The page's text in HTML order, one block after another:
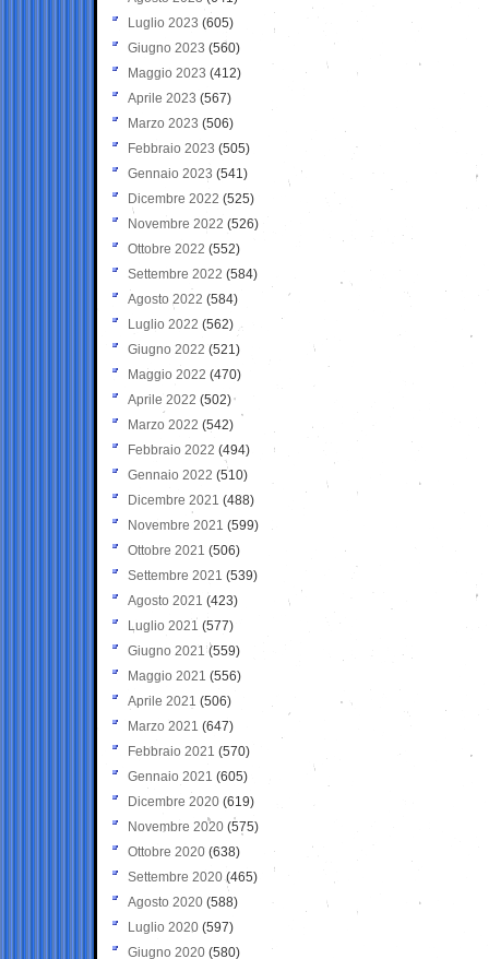
Luglio 2023 (605)
Giugno 2023 (560)
Maggio 2023 (412)
Aprile 2023 (567)
Marzo 2023 (506)
Febbraio 2023 (505)
Gennaio 2023 (541)
Dicembre 2022 (525)
Novembre 2022 (526)
Ottobre 2022 (552)
Settembre 2022 (584)
Agosto 2022 (584)
Luglio 2022 (562)
Giugno 2022 (521)
Maggio 2022 (470)
Aprile 2022 (502)
Marzo 2022 (542)
Febbraio 2022 (494)
Gennaio 2022 (510)
Dicembre 2021 (488)
Novembre 2021 (599)
Ottobre 2021 (506)
Settembre 2021 (539)
Agosto 2021 (423)
Luglio 2021 (577)
Giugno 2021(559)
Maggio 2021 (556)
Aprile 2021 (506)
Marzo 2021 (647)
Febbraio 2021 (570)
Gennaio 2021 (605)
Dicembre 2020 (619)
Novembre 2020 (575)
Ottobre 2020 (638)
Settembre 2020(465)
Agosto 2020 (588)
Luglio 2020 (597)
Giugno 2020 (580)